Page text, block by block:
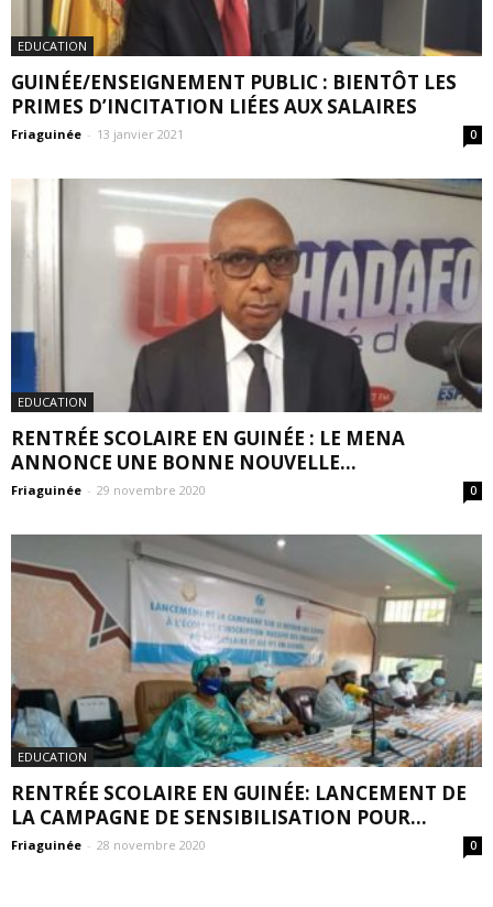
EDUCATION
GUINÉE/ENSEIGNEMENT PUBLIC : BIENTÔT LES
PRIMES D’INCITATION LIÉES AUX SALAIRES
Friaguinée - 13 janvier 2021 0
EDUCATION
RENTRÉE SCOLAIRE EN GUINÉE : LE MENA
ANNONCE UNE BONNE NOUVELLE...
Friaguinée - 29 novembre 2020 0
EDUCATION
RENTRÉE SCOLAIRE EN GUINÉE: LANCEMENT DE
LA CAMPAGNE DE SENSIBILISATION POUR...
Friaguinée - 28 novembre 2020 0